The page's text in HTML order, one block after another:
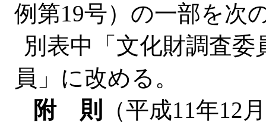
例第19号）の一部を次
別表中「文化財調査
員」に改める。
附 則
（平成11年12